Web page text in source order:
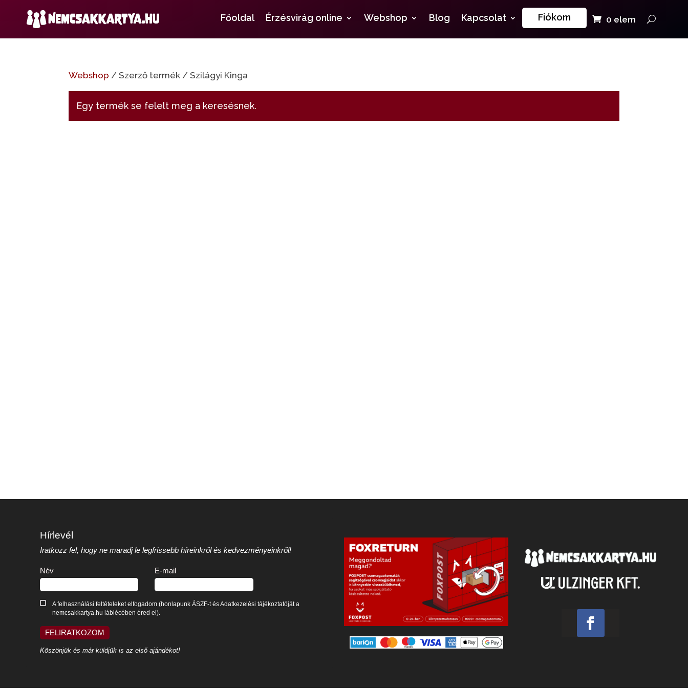
Főoldal Érzésvirág online Webshop Blog Kapcsolat Fiókom 0 elem
Webshop / Szerző termék / Szilágyi Kinga
Egy termék se felelt meg a keresésnek.
Hírlevél
Iratkozz fel, hogy ne maradj le legfrissebb híreinkről és kedvezményeinkről!
Név E-mail
A felhasználási feltételeket elfogadom (honlapunk ÁSZF-t és Adatkezelési tájékoztatóját a
nemcsakkartya.hu láblécében éred el).
FELIRATKOZOM
Köszönjük és már küldjük is az első ajándékot!